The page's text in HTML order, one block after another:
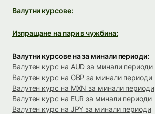
Валутни курсове:
Изпращане на пари в чужбина:
Валутни курсове на за минали периоди:
Валутен курс на AUD за минали периоди
Валутен курс на GBP за минали периоди
Валутен курс на MXN за минали периоди
Валутен курс на EUR за минали периоди
Валутен курс на JPY за минали периоди